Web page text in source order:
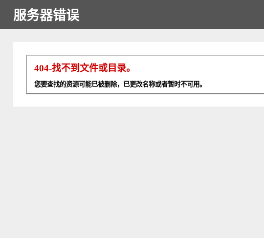
服务器错误
404-找不到文件或目录。
您要查找的资源可能已被删除，已更改名称或者暂时不可用。